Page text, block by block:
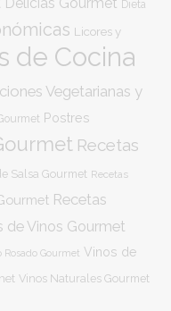
Delicias Gourmet Dieta
Licores y
de Cocina
Vegetarianas y
Postres
Recetas
Salsa Gourmet Recetas
Recetas
de Vinos Gourmet
Rosado Gourmet Vinos de
Vinos Naturales Gourmet